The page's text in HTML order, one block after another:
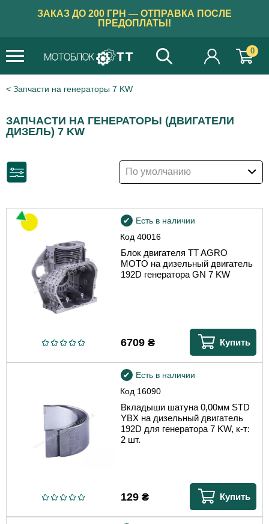
ЗАКАЗ ДО 200 ГРН — ОТПРАВКА ПОСЛЕ
ПРЕДОПЛАТЫ!
0
Запчасти на генераторы 7 KW
ЗАПЧАСТИ НА ГЕНЕРАТОРЫ (ДВИГАТЕЛИ
ДИЗЕЛЬ) 7 KW
По умолчанию
Код40016
Есть в наличии
Блок двигателя TT AGRO
MOTO на дизельный двигатель
192D генератора GN 7 KW
6709₴ Купить
Код 16090
Есть в наличии
Вкладыши шатуна 0,00мм STD
YBX на дизельный двигатель
192D для генератора 7 KW, к-т:
2 шт.
129₴ Купить